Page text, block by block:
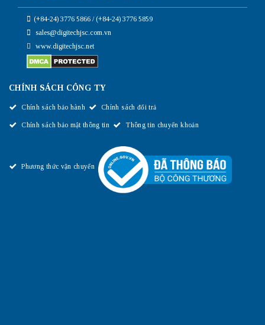
(+84-24) 3776 5866 / (+84-24) 3776 5859
sales@digitechjsc.com.vn
www.digitechjsc.net
CHÍNH SÁCH CÔNG TY
Chính sách bảo hành Chính sách đổi trả
Chính sách bảo mật thông tin Thông tin chuyển khoản
Phương thức vận chuyển